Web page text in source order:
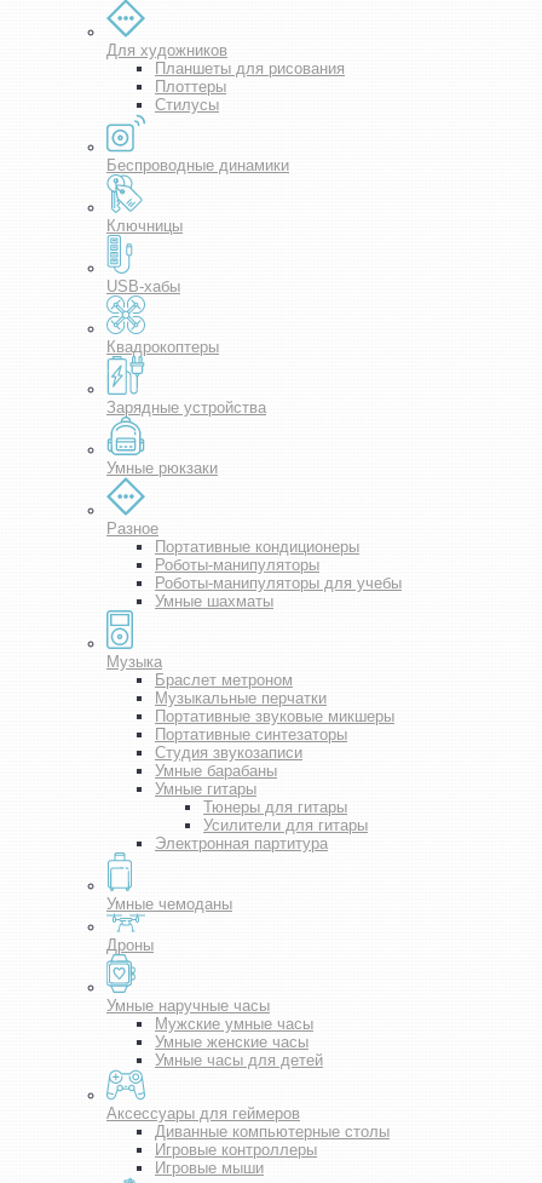
Для художников
Планшеты для рисования
Плоттеры
Стилусы
Беспроводные динамики
Ключницы
USB-хабы
Квадрокоптеры
Зарядные устройства
Умные рюкзаки
Разное
Портативные кондиционеры
Роботы-манипуляторы
Роботы-манипуляторы для учебы
Умные шахматы
Музыка
Браслет метроном
Музыкальные перчатки
Портативные звуковые микшеры
Портативные синтезаторы
Студия звукозаписи
Умные барабаны
Умные гитары
Тюнеры для гитары
Усилители для гитары
Электронная партитура
Умные чемоданы
Дроны
Умные наручные часы
Мужские умные часы
Умные женские часы
Умные часы для детей
Аксессуары для геймеров
Диванные компьютерные столы
Игровые контроллеры
Игровые мыши